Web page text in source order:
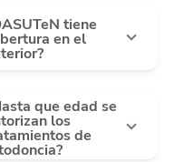
tiene
en el
que edad se
los
de